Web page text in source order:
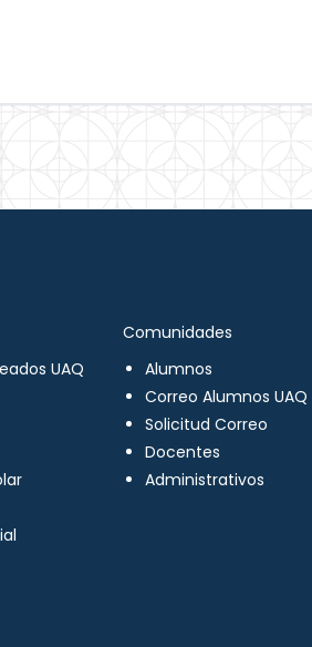
UAQ
Comunidades
Alumnos
Correo Alumnos UAQ
Solicitud Correo
Docentes
Administrativos